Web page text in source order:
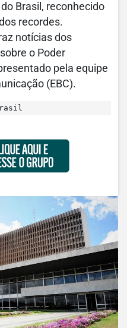
Brasil, reconhecido
recordes.
notícias dos
o Poder
pela equipe
(EBC).